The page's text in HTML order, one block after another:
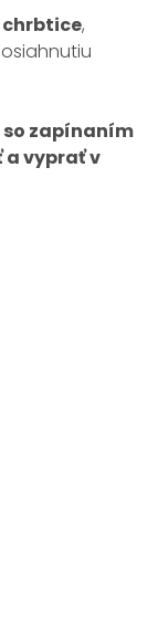
chrbtice,
so zapínaním
a vyprať v